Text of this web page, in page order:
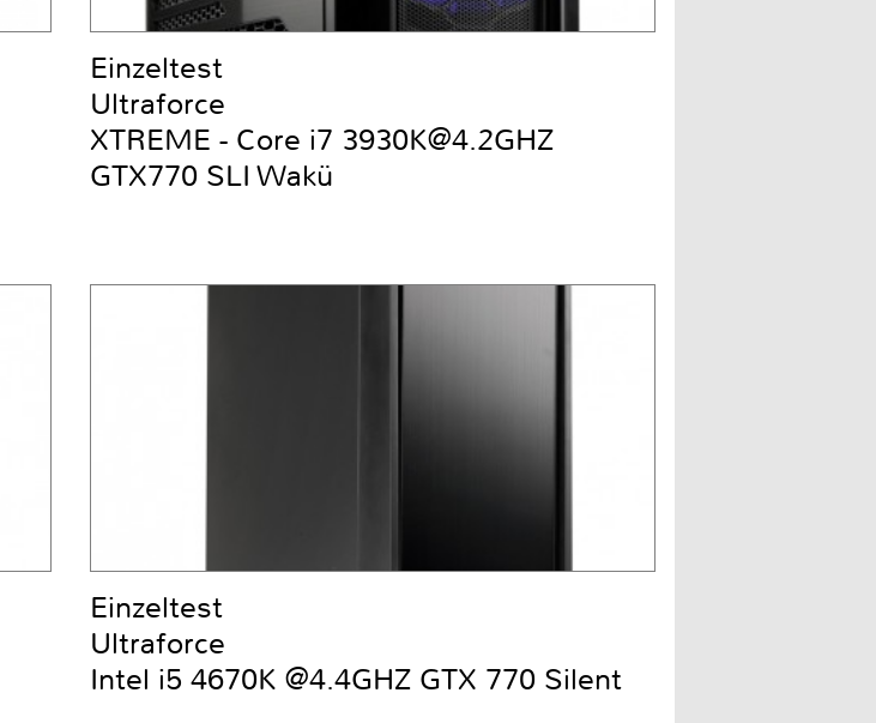
Einzeltest
Ultraforce
XTREME - Core i7 3930K@4.2GHZ
GTX770 SLI Wakü
Einzeltest
Ultraforce
Intel i5 4670K @4.4GHZ GTX 770 Silent